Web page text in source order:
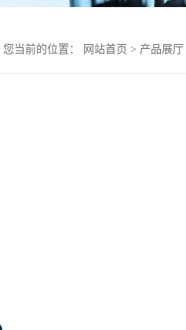
您当前的位置： 网站首页 > 产品展厅